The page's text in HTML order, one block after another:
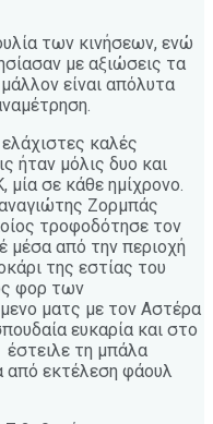
των κινήσεων, ενώ
με αξιώσεις τα
είναι απόλυτα
καλές
ήταν μόλις δυο και
σε κάθε ημίχρονο.
Ζορμπάς
τροφοδότησε τον
μέσα από την περιοχή
της εστίας του
φορ των
ματς με τον Αστέρα
ευκαρία και στο
έστειλε τη μπάλα
από εκτέλεση φάουλ